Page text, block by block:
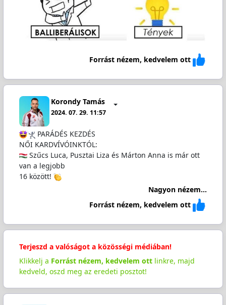
Forrást nézem, kedvelem ott
Korondy Tamás
2024. 07. 29. 11:57
PARÁDÉS KEZDÉS
NŐI KARDVÍVÓINKTÓL:
Szűcs Luca, Pusztai Liza és Márton Anna is már ott
van a legjobb
16 között!
Nagyon nézem...
Forrást nézem, kedvelem ott
Terjeszd a valóságot a közösségi médiában!
Klikkelj a Forrást nézem, kedvelem ottlinkre, majd
kedveld, oszd meg az eredeti posztot!